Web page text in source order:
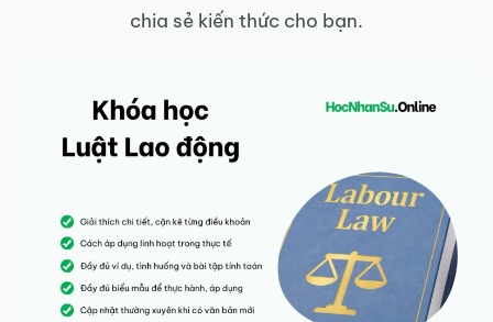
chia sẻ kiến thức cho bạn.